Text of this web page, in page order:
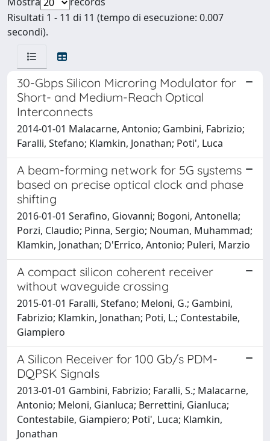
Risultati 1 - 11 di 11 (tempo di esecuzione: 0.007
secondi).
30-Gbps Silicon Microring Modulator for
Short- and Medium-Reach Optical
Interconnects
2014-01-01 Malacarne, Antonio; Gambini, Fabrizio;
Faralli, Stefano; Klamkin, Jonathan; Poti', Luca
A beam-forming network for 5G systems
based on precise optical clock and phase
shifting
2016-01-01 Serafino, Giovanni; Bogoni, Antonella;
Porzi, Claudio; Pinna, Sergio; Nouman, Muhammad;
Klamkin, Jonathan; D'Errico, Antonio; Puleri, Marzio
A compact silicon coherent receiver
without waveguide crossing
2015-01-01 Faralli, Stefano; Meloni, G.; Gambini,
Fabrizio; Klamkin, Jonathan; Poti, L.; Contestabile,
Giampiero
A Silicon Receiver for 100 Gb/s PDM-
DQPSK Signals
2013-01-01 Gambini, Fabrizio; Faralli, S.; Malacarne,
Antonio; Meloni, Gianluca; Berrettini, Gianluca;
Contestabile, Giampiero; Poti', Luca; Klamkin,
Jonathan